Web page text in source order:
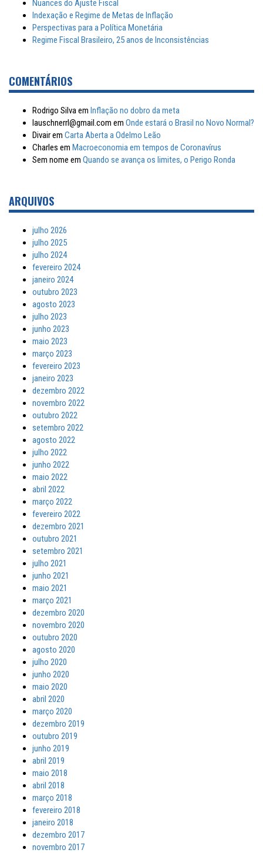
Nuances do Ajuste Fiscal
Indexação e Regime de Metas de Inflação
Perspectivas para a Política Monetária
Regime Fiscal Brasileiro, 25 anos de Inconsistências
COMENTÁRIOS
Rodrigo Silvaem Inflação no dobro da meta
lauschnerrl@gmail.com em Onde estará o Brasil no Novo Normal?
Divairem Carta Aberta a Odelmo Leão
Charles em Macroeconomia em tempos de Coronavírus
Sem nome em Quando se avança os limites, o Perigo Ronda
ARQUIVOS
julho 2026
julho 2025
julho 2024
fevereiro 2024
janeiro 2024
outubro 2023
agosto 2023
julho 2023
junho 2023
maio 2023
março 2023
fevereiro 2023
janeiro 2023
dezembro 2022
novembro 2022
outubro 2022
setembro 2022
agosto 2022
julho 2022
junho 2022
maio 2022
abril 2022
março 2022
fevereiro 2022
dezembro 2021
outubro 2021
setembro 2021
julho 2021
junho 2021
maio 2021
março 2021
dezembro 2020
novembro 2020
outubro 2020
agosto 2020
julho 2020
junho 2020
maio 2020
abril 2020
março 2020
dezembro 2019
outubro 2019
junho 2019
abril 2019
maio 2018
abril 2018
março 2018
fevereiro 2018
janeiro 2018
dezembro 2017
novembro 2017